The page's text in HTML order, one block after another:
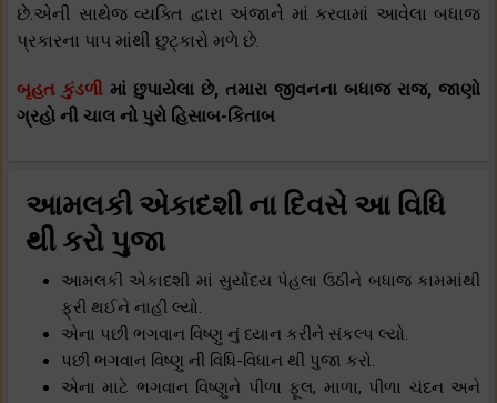
છે.એની સાથેજ વ્યક્તિ દ્વારા અંજાને માં કરવામાં આવેલા બધાજ
પ્રકારના પાપ માંથી છુટ્કારો મળે છે.
બૃહત કુંડળી માં છુપાયેલા છે, તમારા જીવનના બધાજ રાજ, જાણો
ગ્રહો ની ચાલ નો પુરો હિસાબ-કિતાબ
આમલકી એકાદશી ના દિવસે આ વિધિ
થી કરો પુજા
આમલકી એકાદશી માં સુર્યોદય પેહલા ઉઠીને બધાજ કામમાંથી
ફ્રી થઈને નાહી લ્યો.
એના પછી ભગવાન વિષ્ણુ નું ધ્યાન કરીને સંકલ્પ લ્યો.
પછી ભગવાન વિષ્ણુ ની વિધિ-વિધાન થી પુજા કરો.
એના માટે ભગવાન વિષ્ણુને પીળા ફૂલ, માળા, પીળા ચંદન અને